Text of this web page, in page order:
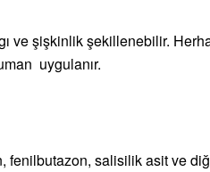
ve şişkinlik şekillenebilir.
uygulanır.
fenilbutazon, salisilik asit ve